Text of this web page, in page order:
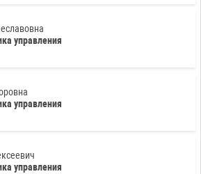
управления
управления
управления